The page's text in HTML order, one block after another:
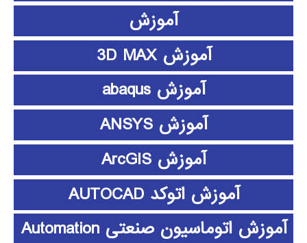
آموزش
آموزش 3D MAX
آموزش abaqus
آموزش ANSYS
آموزش ArcGIS
آموزش اتوکد AUTOCAD
آموزش اتوماسیون صنعتی Automation